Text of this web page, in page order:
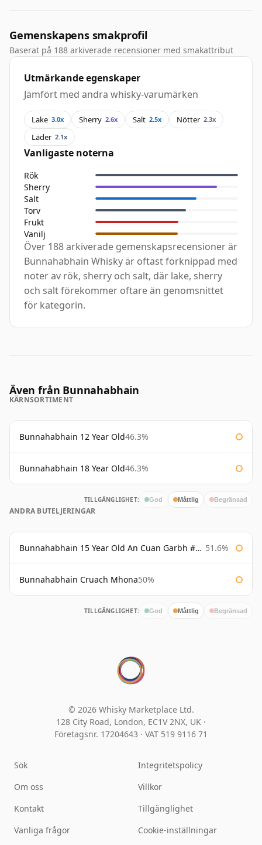
Gemenskapens smakprofil
Baserat på 188 arkiverade recensioner med smakattribut
Utmärkande egenskaper
Jämfört med andra whisky-varumärken
Lake 3.0x Sherry 2.6x Salt 2.5x Nötter 2.3x
Läder 2.1x
Vanligaste noterna
Rök
Sherry
Salt
Torv
Frukt
Vanilj
Över 188 arkiverade gemenskapsrecensioner är
Bunnahabhain Whisky är oftast förknippad med
noter av rök, sherry och salt, där lake, sherry
och salt förekommer oftare än genomsnittet
för kategorin.
Även från Bunnahabhain
KÄRNSORTIMENT
Bunnahabhain 12 Year Old46.3%
Bunnahabhain 18 Year Old46.3%
TILLGÄNGLIGHET: God Måttlig Begränsad
ANDRA BUTELJERINGAR
Bunnahabhain 15 Year Old An Cuan Garbh #1 Westering Home Collection 51.6%
Bunnahabhain Cruach Mhona50%
TILLGÄNGLIGHET: God Måttlig Begränsad
© 2026 Whisky Marketplace Ltd.
128 City Road, London, EC1V 2NX, UK ·
Företagsnr. 17204643 · VAT 519 9116 71
Sök
Om oss
Kontakt
Vanliga frågor
Integritetspolicy
Villkor
Tillgänglighet
Cookie-inställningar